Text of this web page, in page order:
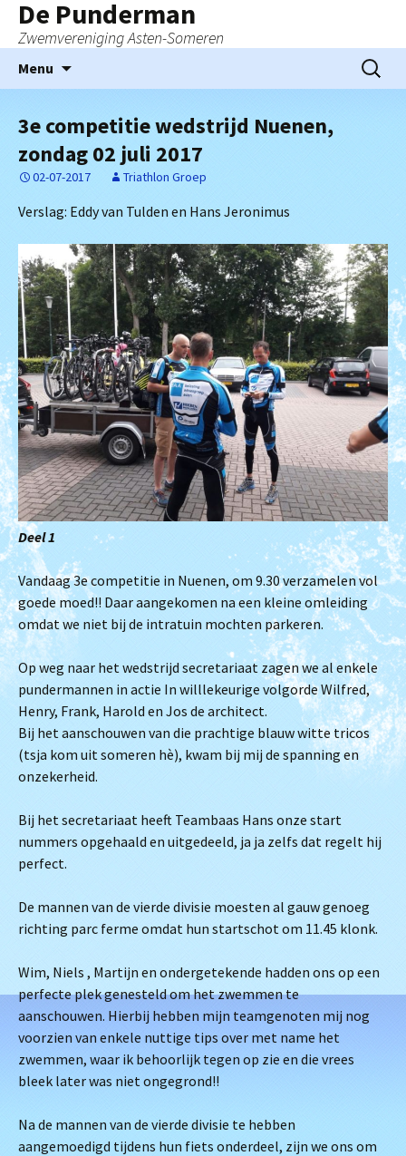
De Punderman
Zwemvereniging Asten-Someren
Menu
inhoud
Zoeken
naar:
3e competitie wedstrijd Nuenen,
zondag 02 juli 2017
02-07-2017 Triathlon Groep
Verslag: Eddy van Tulden en Hans Jeronimus
Deel 1
Vandaag 3e competitie in Nuenen, om 9.30 verzamelen vol
goede moed!! Daar aangekomen na een kleine omleiding
omdat we niet bij de intratuin mochten parkeren.
Op weg naar het wedstrijd secretariaat zagen we al enkele
pundermannen in actie In willlekeurige volgorde Wilfred,
Henry, Frank, Harold en Jos de architect.
Bij het aanschouwen van die prachtige blauw witte tricos
(tsja kom uit someren hè), kwam bij mij de spanning en
onzekerheid.
Bij het secretariaat heeft Teambaas Hans onze start
nummers opgehaald en uitgedeeld, ja ja zelfs dat regelt hij
perfect.
De mannen van de vierde divisie moesten al gauw genoeg
richting parc ferme omdat hun startschot om 11.45 klonk.
Wim, Niels , Martijn en ondergetekende hadden ons op een
perfecte plek genesteld om het zwemmen te
aanschouwen. Hierbij hebben mijn teamgenoten mij nog
voorzien van enkele nuttige tips over met name het
zwemmen, waar ik behoorlijk tegen op zie en die vrees
bleek later was niet ongegrond!!
Na de mannen van de vierde divisie te hebben
aangemoedigd tijdens hun fiets onderdeel, zijn we ons om